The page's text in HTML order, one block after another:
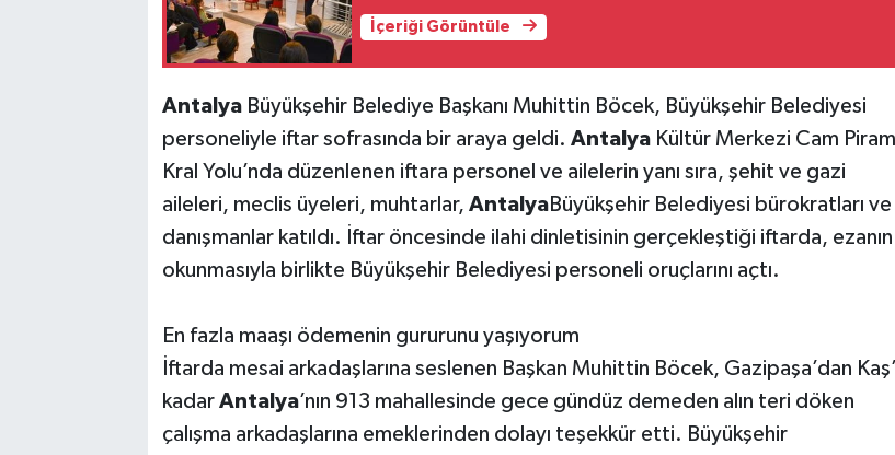
İçeriği Görüntüle
AntalyaBüyükşehir Belediye Başkanı Muhittin Böcek, Büyükşehir Belediyesi
personeliyle iftar sofrasında bir araya geldi. AntalyaKültür Merkezi Cam
Kral Yolu’nda düzenlenen iftara personel ve ailelerin yanı sıra, şehit ve gazi
aileleri, meclis üyeleri, muhtarlar, AntalyaBüyükşehir Belediyesi bürokratları ve
danışmanlar katıldı. İftar öncesinde ilahi dinletisinin gerçekleştiği iftarda, ezanın
okunmasıyla birlikte Büyükşehir Belediyesi personeli oruçlarını açtı.
En fazla maaşı ödemenin gururunu yaşıyorum
İftarda mesai arkadaşlarına seslenen Başkan Muhittin Böcek, Gazipaşa’dan
kadar Antalya’nın 913 mahallesinde gece gündüz demeden alın teri döken
çalışma arkadaşlarına emeklerinden dolayı teşekkür etti. Büyükşehir